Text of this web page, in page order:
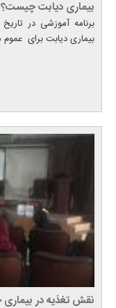
بیماری دیابت چیست؟
بیماری دیابت برای عموم
نقش تغذیه در